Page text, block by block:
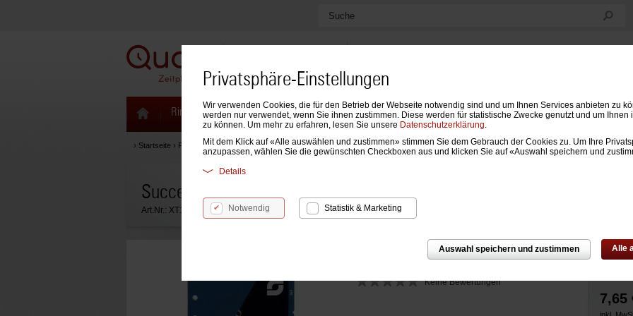
Privatsphäre-Einstellungen
Wir verwenden Cookies, die für den Betrieb der Webseite notwendig sind und um Ihnen Services anbieten zu
werden nur verwendet, wenn Sie ihnen zustimmen. Diese werden für statistische Zwecke genutzt und um
zu können. Um mehr zu erfahren, lesen Sie unsere Datenschutzerklärung.
Mit dem Klick auf «Alle auswählen und zustimmen» stimmen Sie dem Gebrauch der Cookies zu. Um Ihre
anzupassen, wählen Sie die gewünschten Checkboxen aus und klicken Sie auf «Auswahl speichern und
Details
Notwendig Statistik & Marketing
Auswahl speichern und zustimmen Alle
Suche
Ringbücher & Zeitplaner Kalendarien Formblätter & Einlagen Notizen, Mappen & Sonstiges
› Startseite› Formblätter & Einlagen ›Succes Einlagen›Register und Hüllen› Register und Hüllen Standard
Succes Leitkarten 5 Teile Kunststoff für Standard-Systeme
Art.Nr.: XT16
Keine Bewertungen
7,65